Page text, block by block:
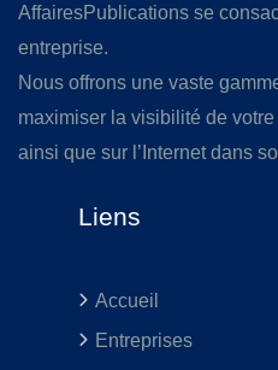
AffairesPublications se
entreprise.
Nous offrons une vaste
maximiser la visibilité de
ainsi que sur l’Internet dans
Liens
Accueil
Entreprises